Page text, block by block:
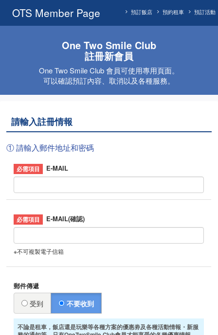
OTS Member Page 預訂活動
預約租車
預訂飯店
One Two Smile Club
註冊新會員
One Two Smile Club 會員可使用專用頁面。
可以確認預訂內容、取消以及各種服務。
請輸入註冊情報
① 請輸入郵件地址和密碼
E-MAIL
E-MAIL(確認)
※不可複製電子信箱
郵件傳遞
受到 不要收到
不論是租車，飯店還是玩樂等各種方案的優惠劵及各種活動情報・新服